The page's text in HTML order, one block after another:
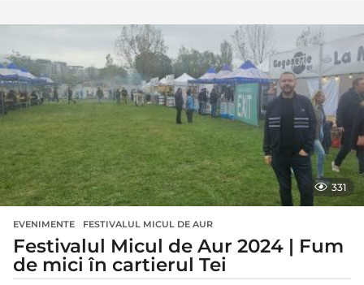
331
EVENIMENTE FESTIVALUL MICUL DE AUR
Festivalul Micul de Aur 2024 | Fum
de mici în cartierul Tei